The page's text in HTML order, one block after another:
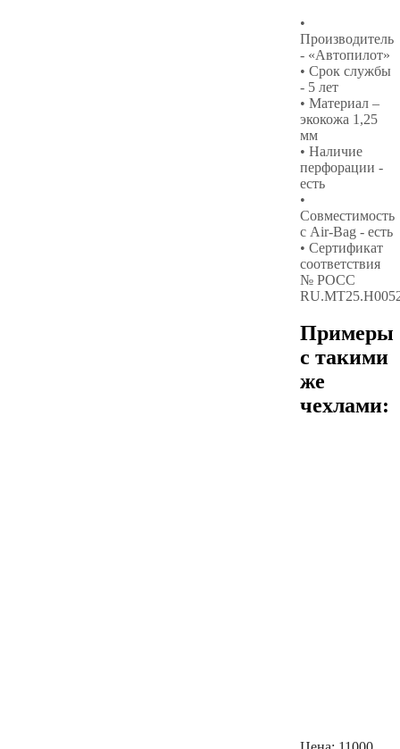
•
Производитель
- «Автопилот»
• Срок службы
- 5 лет
• Материал –
экокожа 1,25
мм
• Наличие
перфорации -
есть
•
Совместимость
с Air-Bag - есть
• Сертификат
соответствия
№ РОСС
Примеры
с такими
же
чехлами: